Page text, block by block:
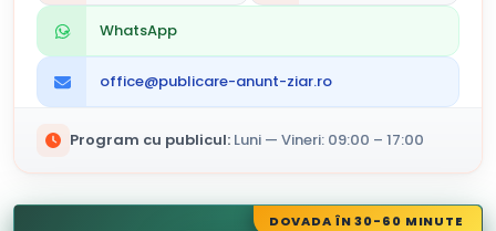
WhatsApp
office@publicare-anunt-ziar.ro
Program cu publicul: Luni — Vineri: 09:00 – 17:00
DOVADA ÎN 30-60 MINUTE